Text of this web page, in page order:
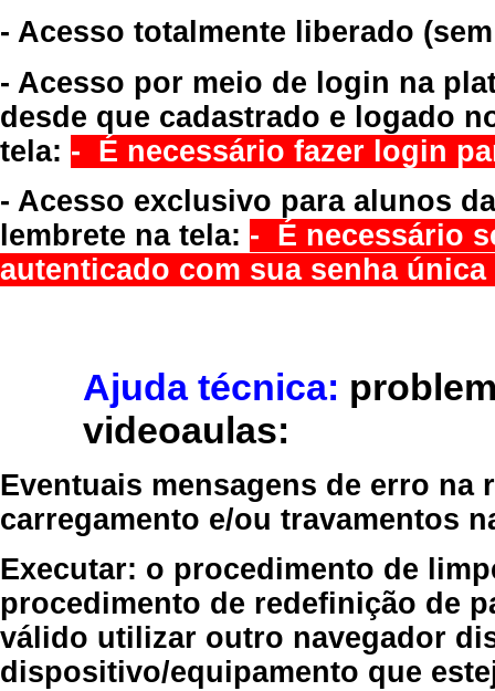
- Acesso totalmente liberado
- Acesso por meio de login na
desde que cadastrado e logado
tela: - É necessário fazer login
- Acesso exclusivo para alunos
lembrete na tela: - É necessário
autenticado com sua senha
Ajuda técnica:
videoaulas:
Eventuais mensagens de erro
carregamento e/ou travamentos
Executar: o procedimento de
procedimento de redefinição de
válido utilizar outro navegador
dispositivo/equipamento que